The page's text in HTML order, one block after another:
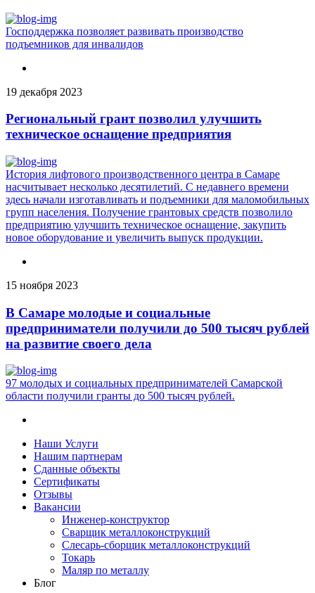
Господдержка позволяет развивать производство
подъемников для инвалидов
19 декабря 2023
Региональный грант позволил улучшить
техническое оснащение предприятия
История лифтового производственного центра в Самаре
насчитывает несколько десятилетий. С недавнего времени
здесь начали изготавливать и подъемники для маломобильных
групп населения. Получение грантовых средств позволило
предприятию улучшить техническое оснащение, закупить
новое оборудование и увеличить выпуск продукции.
15 ноября 2023
В Самаре молодые и социальные
предприниматели получили до 500 тысяч рублей
на развитие своего дела
97 молодых и социальных предпринимателей Самарской
области получили гранты до 500 тысяч рублей.
Наши Услуги
Нашим партнерам
Сданные объекты
Сертификаты
Отзывы
Вакансии
Инженер-конструктор
Сварщик металлоконструкций
Слесарь-сборщик металлоконструкций
Токарь
Маляр по металлу
Блог